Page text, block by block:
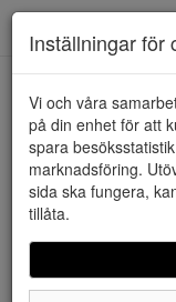
HEM DUFFY
Inställningar för
Vi och våra
på din enhet för att
spara
marknadsföring.
sida ska fungera,
tillåta.